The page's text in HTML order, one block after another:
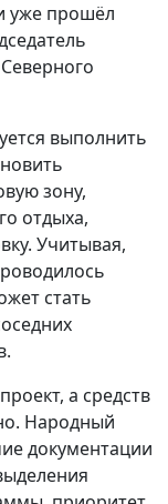
уже прошёл
выполнить
зону,
отдыха,
Учитывая,
стать
а средств
Народный
документации